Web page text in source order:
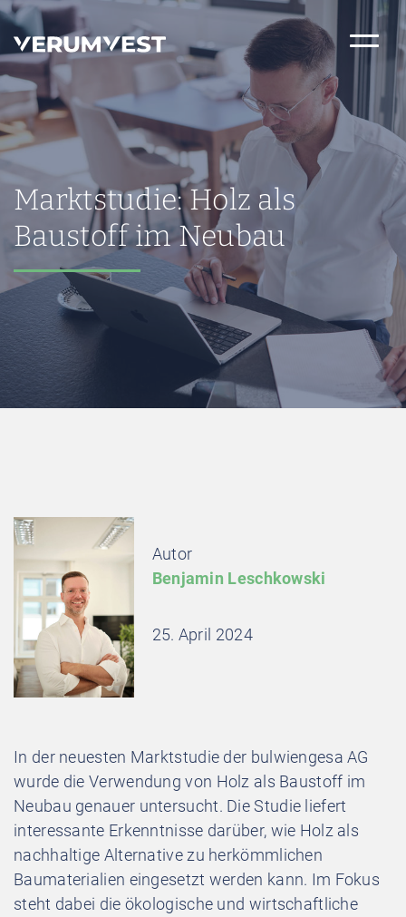
Marktstudie: Holz als
Baustoff im Neubau
Autor
Benjamin Leschkowski
25. April 2024
In der neuesten Marktstudie der bulwiengesa AG
wurde die Verwendung von Holz als Baustoff im
Neubau genauer untersucht. Die Studie liefert
interessante Erkenntnisse darüber, wie Holz als
nachhaltige Alternative zu herkömmlichen
Baumaterialien eingesetzt werden kann. Im Fokus
steht dabei die ökologische und wirtschaftliche